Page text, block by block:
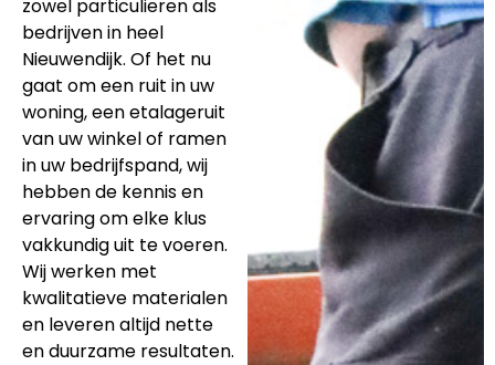
zowel particulieren als
bedrijven in heel
Nieuwendijk. Of het nu
gaat om een ruit in uw
woning, een etalageruit
van uw winkel of ramen
in uw bedrijfspand, wij
hebben de kennis en
ervaring om elke klus
vakkundig uit te voeren.
Wij werken met
kwalitatieve materialen
en leveren altijd nette
en duurzame resultaten.